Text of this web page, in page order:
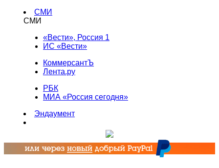
СМИ
СМИ
«Вести», Россия 1
ИС «Вести»
КоммерсантЪ
Лента.ру
РБК
МИА «Россия сегодня»
Эндаумент